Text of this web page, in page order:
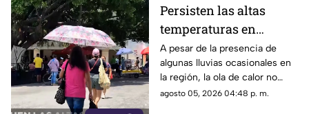
automóviles abandonados en la
vía pública.
Persisten las altas
temperaturas en
Guerrero por efecto de
la canícula
A pesar de la presencia de
algunas lluvias ocasionales en
la región, la ola de calor no
cede en el estado de Guerrero.
agosto 05, 2026 04:48 p. m.